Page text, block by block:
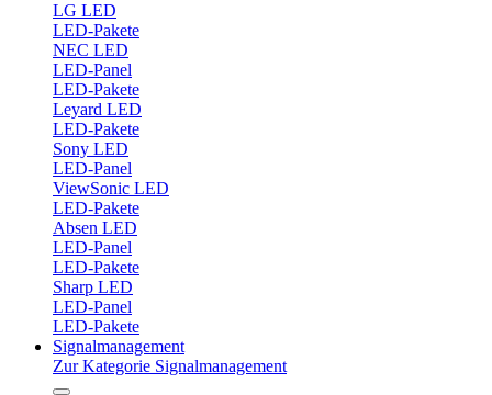
LG LED
LED-Pakete
NEC LED
LED-Panel
LED-Pakete
Leyard LED
LED-Pakete
Sony LED
LED-Panel
ViewSonic LED
LED-Pakete
Absen LED
LED-Panel
LED-Pakete
Sharp LED
LED-Panel
LED-Pakete
Signalmanagement
Zur Kategorie Signalmanagement